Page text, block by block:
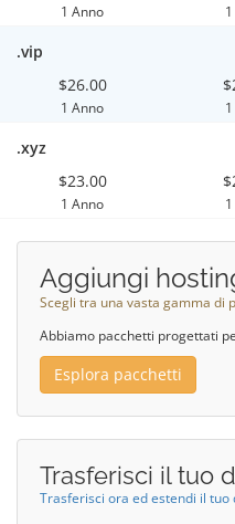
1 Anno
.vip
$26.00
1 Anno
.xyz
$23.00
1 Anno
Aggiungi
Scegli tra una vasta gamma di
Abbiamo pacchetti progettati
Esplora pacchetti
Trasferisci il tuo
Trasferisci ora ed estendi il